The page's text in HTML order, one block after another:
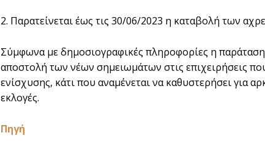
2. Παρατείνεται έως τις 30/06/2023 η καταβολή των
Σύμφωνα με δημοσιογραφικές πληροφορίες η
αποστολή των νέων σημειωμάτων στις επιχειρήσεις
ενίσχυσης, κάτι που αναμένεται να καθυστερήσει για
εκλογές.
Πηγή